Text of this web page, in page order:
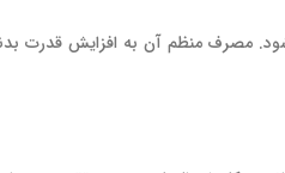
مصرف منظم آن به افزایش قدرت